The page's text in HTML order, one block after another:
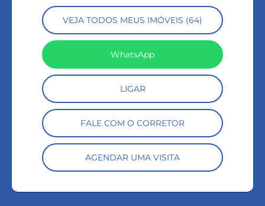
VEJA TODOS MEUS IMÓVEIS (64)
WhatsApp
LIGAR
FALE COM O CORRETOR
AGENDAR UMA VISITA